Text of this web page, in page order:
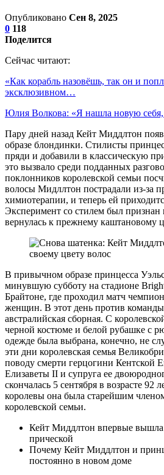
Опубликовано Сен 8, 2025
0 118
Поделится
Сейчас читают:
«Как корабль назовёшь, так он и
эксклюзивном…
Юлия Волкова: «Я нашла новую
Пару дней назад Кейт Миддлтон
образе блондинки. Стилисты
пряди и добавили в классическую
это вызвало среди подданных
поклонников королевской семьи
волосы Мидллтон пострадали из-за
химиотерапии, и теперь ей
Эксперимент со стилем был
вернулась к прежнему каштановому
В привычном образе принцесса
минувшую субботу на стадионе
Брайтоне, где проходил матч
женщин. В этот день против
австралийская сборная. С
черной костюме и белой рубашке с
одежде была выбрана, конечно, не
эти дни королевская семья
поводу смерти герцогини Кентской
Елизаветы II и супруга ее
скончалась 5 сентября в возрасте 92
королевы она была старейшим
королевской семьи.
Кейт Миддлтон впервые вышла
прической
Почему Кейт Миддлтон и
постоянно в новом доме